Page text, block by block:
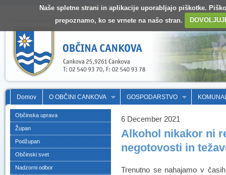
Naše spletne strani in aplikacije uporabljajo piškotke.
prepoznamo, ko se vrnete na našo stran.
Domov O OBČINI CANKOVA GOSPODARSTVO
Občinska uprava
Župan
Podžupan
Občinski svet
Nadzorni odbor
6 December 2021
Alkohol nikakor ni
negotovosti in
Trenutno se nahajamo v